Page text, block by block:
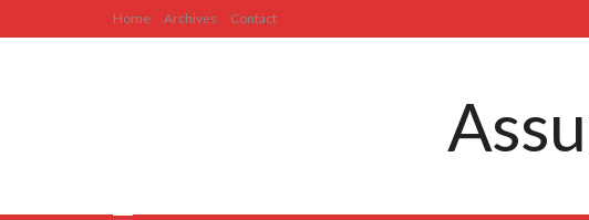
Home Archives Contact